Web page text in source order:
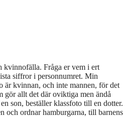
kvinnofälla. Fråga er vem i ert
siffror i personnumret. Min
är kvinnan, och inte mannen, för det
gör allt det där oviktiga men ändå
son, beställer klassfoto till en dotter.
och ordnar hamburgarna, till barnens